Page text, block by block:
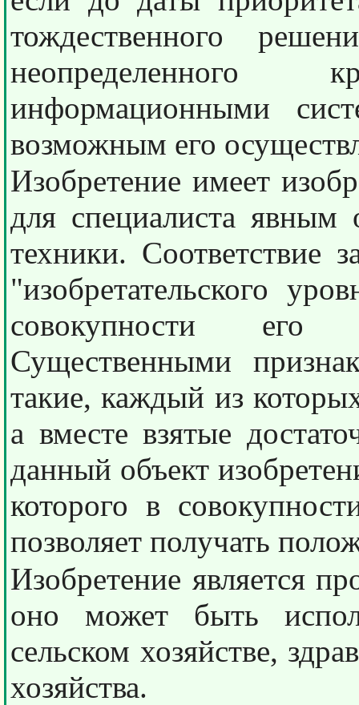
тождественного
информационными
возможным его
Изобретение имеет
для специалиста явным
техники. Соответствие
"изобретательского
совокупности его
Существенными
такие, каждый из
а вместе взятые
данный объект
которого в
позволяет получать
Изобретение является
оно может быть
сельском хозяйстве,
хозяйства.